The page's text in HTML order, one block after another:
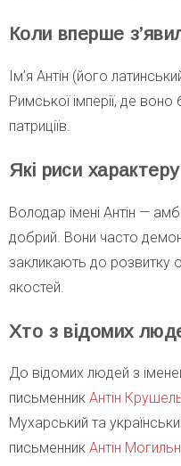
Коли вперше
Ім’я Антін (його
Римської імперії, де
патриціїв.
Які риси
Володар імені Антін —
добрий. Вони часто
закликають до розвитку
якостей.
Хто з відомих
До відомих людей з
письменник Антін
Мухарський та
письменник Антін